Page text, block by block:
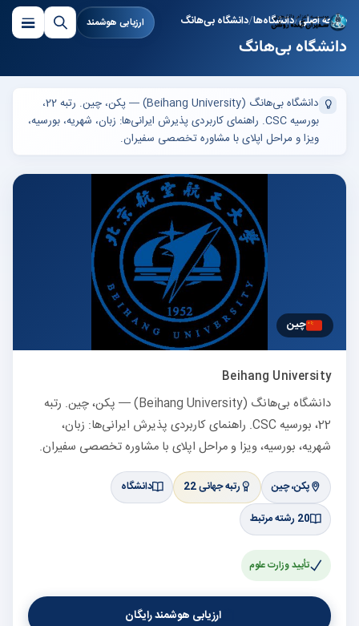
ارزیابی هوشمند صفحه اصلی دانشگاه‌ها دانشگاه بی‌هانگ
دانشگاه بی‌هانگ
دانشگاه بی‌هانگ (Beihang University) — پکن، چین. رتبه 22،
بورسیه CSC. راهنمای کاربردی پذیرش ایرانی‌ها: زبان، شهریه، بورسیه،
ویزا و مراحل اپلای با مشاوره تخصصی سفیران.
Beihang University
دانشگاه بی‌هانگ (Beihang University) — پکن، چین. رتبه
22، بورسیه CSC. راهنمای کاربردی پذیرش ایرانی‌ها: زبان،
شهریه، بورسیه، ویزا و مراحل اپلای با مشاوره تخصصی سفیران.
پکن، چین رتبه جهانی 22
دانشگاه
20 رشته مرتبط
تأیید وزارت علوم
ارزیابی هوشمند رایگان
چین